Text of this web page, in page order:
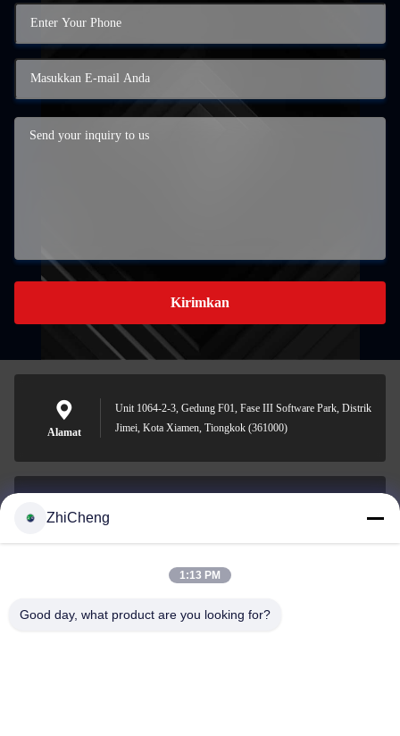
Kirimkan
Alamat
Unit 1064-2-3, Gedung F01, Fase III Software Park, Distrik
Jimei, Kota Xiamen, Tiongkok (361000)
0086-592-5636807
ZhiCheng
1:13 PM
Good day, what product are you looking for?